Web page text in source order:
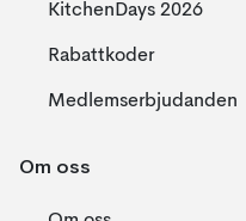
KitchenDays 2026
Rabattkoder
Medlemserbjudanden
Om oss